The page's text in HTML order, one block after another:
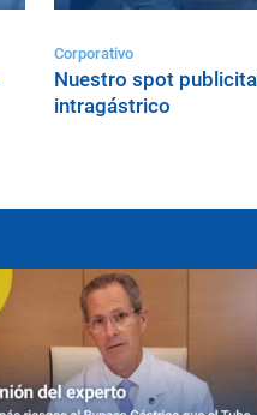
Corporativo
Nuestro spot
intragástrico